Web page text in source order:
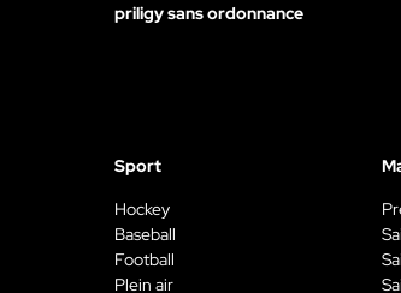
priligy sans ordonnance
Sport
Hockey
Baseball
Football
Plein air